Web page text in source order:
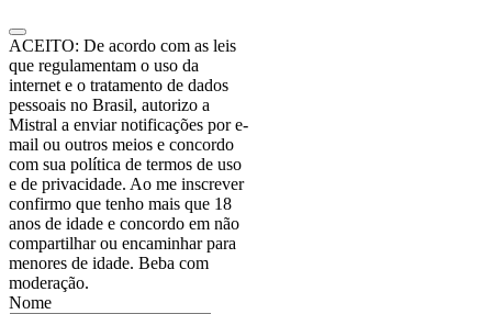
ACEITO: De acordo com as leis
que regulamentam o uso da
internet e o tratamento de dados
pessoais no Brasil, autorizo a
Mistral a enviar notificações por e-
mail ou outros meios e concordo
com sua política de termos de uso
e de privacidade. Ao me inscrever
confirmo que tenho mais que 18
anos de idade e concordo em não
compartilhar ou encaminhar para
menores de idade. Beba com
moderação.
Nome